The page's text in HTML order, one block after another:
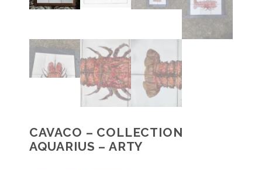
CAVACO – COLLECTION
AQUARIUS – ARTY